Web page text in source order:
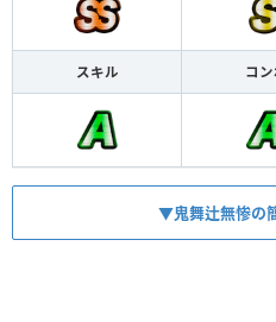
スキル コン
▼鬼舞辻無惨の